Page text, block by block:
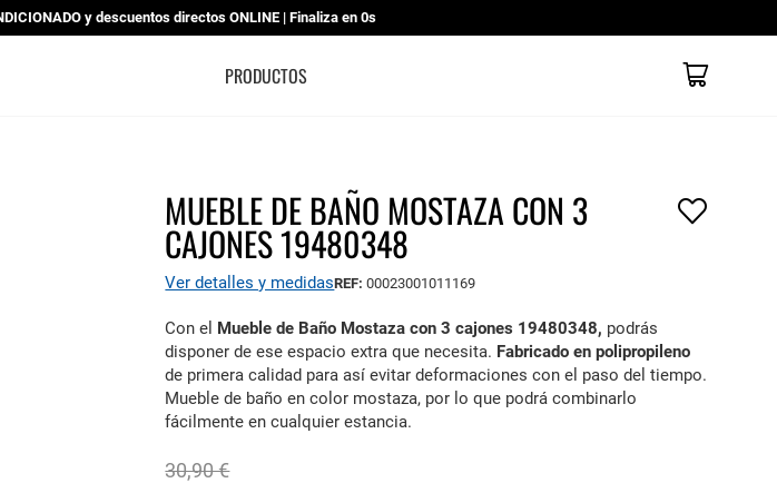
y descuentos directos ONLINE | Finaliza en 0s
PRODUCTOS
MUEBLE DE BAÑO MOSTAZA CON 3
CAJONES 19480348
Ver detalles y medidasREF: 00023001011169
Con el Mueble de Baño Mostaza con 3 cajones 19480348, podrás
disponer de ese espacio extra que necesita. Fabricado en polipropileno
de primera calidad para así evitar deformaciones con el paso del tiempo.
Mueble de baño en color mostaza, por lo que podrá combinarlo
fácilmente en cualquier estancia.
30,90 €